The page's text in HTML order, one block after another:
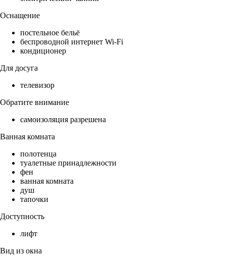
Оснащение
постельное бельё
беспроводной интернет Wi-Fi
кондиционер
Для досуга
телевизор
Обратите внимание
самоизоляция разрешена
Ванная комната
полотенца
туалетные принадлежности
фен
ванная комната
душ
тапочки
Доступность
лифт
Вид из окна